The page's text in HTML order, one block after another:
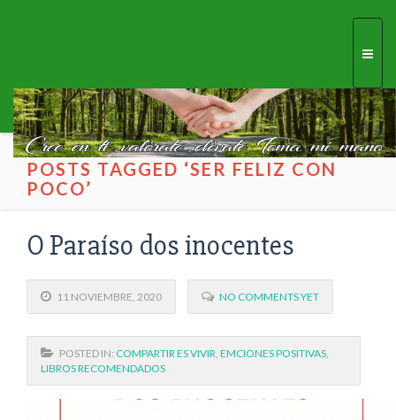
POSTS TAGGED ‘SER FELIZ CON
POCO’
O Paraíso dos inocentes
11 NOVIEMBRE, 2020 NO COMMENTS YET
POSTED IN: COMPARTIR ES VIVIR EMCIONES POSITIVAS
LIBROS RECOMENDADOS